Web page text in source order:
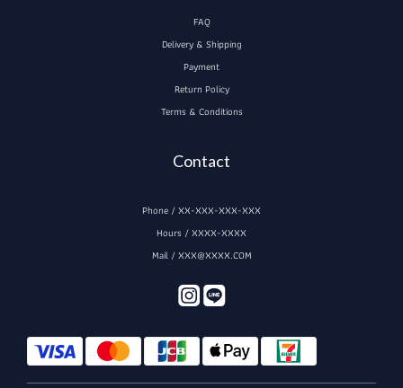
FAQ
Delivery & Shipping
Payment
Return Policy
Terms & Conditions
Contact
Phone / XX-XXX-XXX-XXX
Hours / XXXX-XXXX
Mail / XXX@XXXX.COM